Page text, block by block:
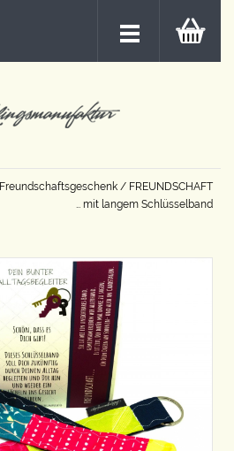
Freundschaftsgeschenk / FREUNDSCHAFT
… mit langem Schlüsselband